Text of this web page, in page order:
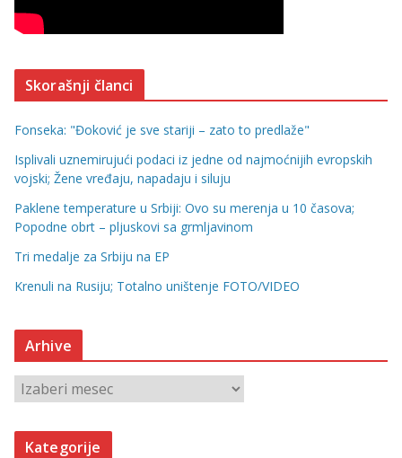
Skorašnji članci
Fonseka: "Đoković je sve stariji – zato to predlaže"
Isplivali uznemirujući podaci iz jedne od najmoćnijih evropskih
vojski; Žene vređaju, napadaju i siluju
Paklene temperature u Srbiji: Ovo su merenja u 10 časova;
Popodne obrt – pljuskovi sa grmljavinom
Tri medalje za Srbiju na EP
Krenuli na Rusiju; Totalno uništenje FOTO/VIDEO
Arhive
r
h
Kategorije